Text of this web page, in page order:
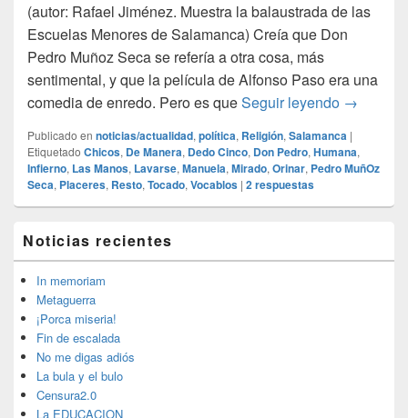
(autor: Rafael Jiménez. Muestra la balaustrada de las
Escuelas Menores de Salamanca) Creía que Don
Pedro Muñoz Seca se refería a otra cosa, más
sentimental, y que la película de Alfonso Paso era una
comedia de enredo. Pero es queSeguir leyendo Los
→
Publicado en noticias/actualidad, política, Religión, Salamanca |
Etiquetado Chicos, De Manera, Dedo Cinco, Don Pedro, Humana,
Infierno, Las Manos, Lavarse, Manuela, Mirado, Orinar, Pedro MuñOz
Seca, Placeres, Resto, Tocado, Vocablos | 2respuestas
área
de
widget
barra
lateral
primaria
Noticias recientes
In memoriam
Metaguerra
¡Porca miseria!
Fin de escalada
No me digas adiós
La bula y el bulo
Censura2.0
La EDUCACION